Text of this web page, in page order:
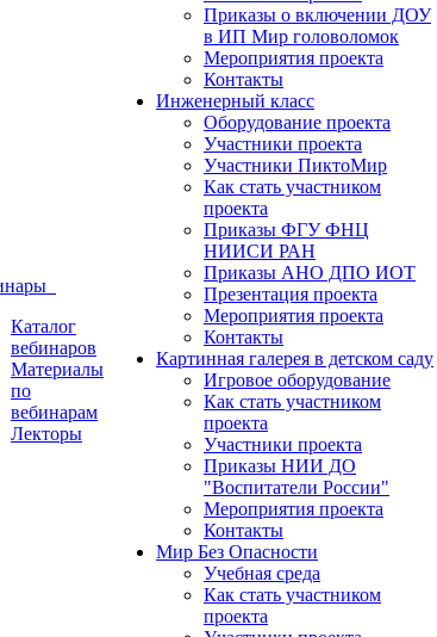
Каталог
вебинаров
Материалы
по
вебинарам
Лекторы
Приказы о включении ДОУ
в ИП Мир головоломок
Мероприятия проекта
Контакты
Инженерный класс
Оборудование проекта
Участники проекта
Участники ПиктоМир
Как стать участником
проекта
Приказы ФГУ ФНЦ
НИИСИ РАН
Приказы АНО ДПО ИОТ
Презентация проекта
Мероприятия проекта
Контакты
Картинная галерея в детском саду
Игровое оборудование
Как стать участником
проекта
Участники проекта
Приказы НИИ ДО
"Воспитатели России"
Мероприятия проекта
Контакты
Мир Без Опасности
Учебная среда
Как стать участником
проекта